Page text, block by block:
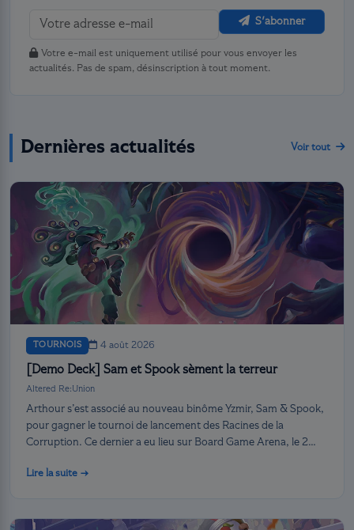
S'abonner
Votre e-mail est uniquement utilisé pour vous envoyer les
actualités. Pas de spam, désinscription à tout moment.
Dernières actualités Voir tout
TOURNOIS 4 août 2026
[Demo Deck] Sam et Spook sèment la terreur
Altered Re:Union
Arthour s’est associé au nouveau binôme Yzmir, Sam & Spook,
pour gagner le tournoi de lancement des Racines de la
Corruption. Ce dernier a eu lieu sur Board Game Arena, le 2
Lire la suite →